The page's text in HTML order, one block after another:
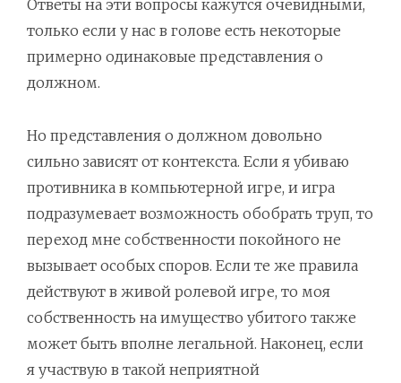
Ответы на эти вопросы кажутся очевидными,
только если у нас в голове есть некоторые
примерно одинаковые представления о
должном.
Но представления о должном довольно
сильно зависят от контекста. Если я убиваю
противника в компьютерной игре, и игра
подразумевает возможность обобрать труп, то
переход мне собственности покойного не
вызывает особых споров. Если те же правила
действуют в живой ролевой игре, то моя
собственность на имущество убитого также
может быть вполне легальной. Наконец, если
я участвую в такой неприятной